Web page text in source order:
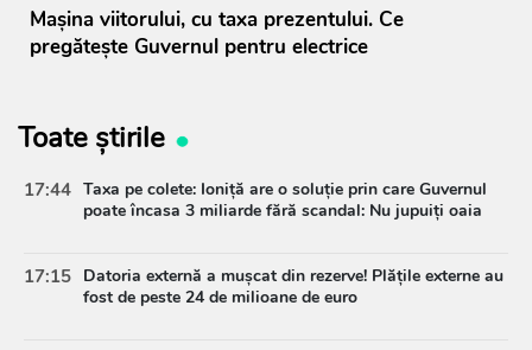
Mașina viitorului, cu taxa prezentului. Ce
pregătește Guvernul pentru electrice
Toate știrile
17:44 Taxa pe colete: Ioniță are o soluție prin care Guvernul
poate încasa 3 miliarde fără scandal: Nu jupuiți oaia
17:15 Datoria externă a mușcat din rezerve! Plățile externe au
fost de peste 24 de milioane de euro